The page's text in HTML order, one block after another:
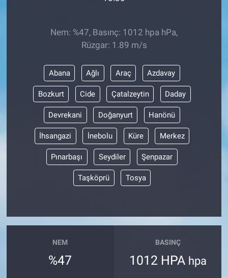
Nem: %47, Basınç: 1012 hpa hPa,
Rüzgar: 1.89 m/s
Abana Ağlı Araç Azdavay
Bozkurt Cide Çatalzeytin Daday
Devrekani Doğanyurt Hanönü
İhsangazi İnebolu Küre Merkez
Pınarbaşı Seydiler Şenpazar
Taşköprü Tosya
NEM
%47
BASINÇ
1012 HPA hpa